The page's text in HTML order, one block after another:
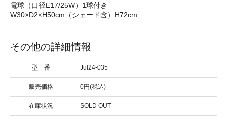
電球（口径E17/25W）1球付き
W30×D2×H50cm（シェード含）H72cm
その他の詳細情報
型 番 Jul24-035
販売価格 0円(税込)
在庫状況 SOLD OUT